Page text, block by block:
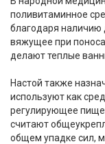
поливитаминное
благодаря наличию
вяжущее при
делают теплые
Настой также
используют как
регулирующее
считают
общем упадке сил,